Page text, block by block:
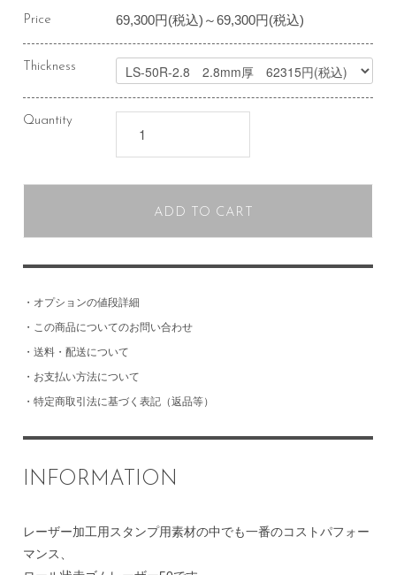
Price 69,300円(税込)～69,300円(税込)
Thickness
Quantity
ADD TO CART
・ オプションの値段詳細
・ この商品についてのお問い合わせ
・ 送料・配送について
・ お支払い方法について
・ 特定商取引法に基づく表記（返品等）
INFORMATION
レーザー加工用スタンプ用素材の中でも一番のコストパフォー
マンス、